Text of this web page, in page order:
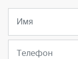
Имя
Телефон